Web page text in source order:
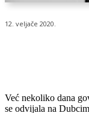
12. veljače 2020.
Već nekoliko dana
se odvijala na